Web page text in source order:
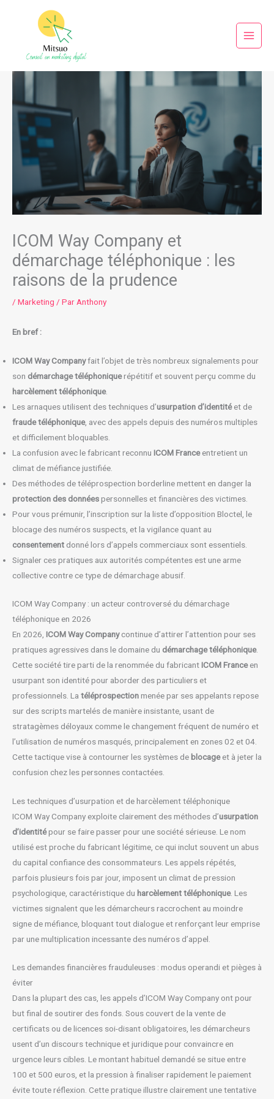
ICOM Way Company et
démarchage téléphonique : les
raisons de la prudence
/ Marketing / Par Anthony
En bref :
ICOM Way Companyfait l’objet de très nombreux signalements pour
son démarchage téléphoniquerépétitif et souvent perçu comme du
harcèlement téléphonique.
Les arnaques utilisent des techniques d’usurpation d’identitéet de
fraude téléphonique, avec des appels depuis des numéros multiples
et difficilement bloquables.
La confusion avec le fabricant reconnu ICOM Franceentretient un
climat de méfiance justifiée.
Des méthodes de téléprospection borderline mettent en danger la
protection des donnéespersonnelles et financières des victimes.
Pour vous prémunir, l’inscription sur la liste d’opposition Bloctel, le
blocage des numéros suspects, et la vigilance quant au
consentement donné lors d’appels commerciaux sont essentiels.
Signaler ces pratiques aux autorités compétentes est une arme
collective contre ce type de démarchage abusif.
ICOM Way Company : un acteur controversé du démarchage
téléphonique en 2026
En 2026, ICOM Way Companycontinue d’attirer l’attention pour ses
pratiques agressives dans le domaine du démarchage téléphonique.
Cette société tire parti de la renommée du fabricantICOM Franceen
usurpant son identité pour aborder des particuliers et
professionnels. La téléprospectionmenée par ses appelants repose
sur des scripts martelés de manière insistante, usant de
stratagèmes déloyaux comme le changement fréquent de numéro et
l’utilisation de numéros masqués, principalement en zones 02 et 04.
Cette tactique vise à contourner les systèmes de blocageet à jeter la
confusion chez les personnes contactées.
Les techniques d’usurpation et de harcèlement téléphonique
ICOM Way Company exploite clairement des méthodes d’usurpation
d’identitépour se faire passer pour une société sérieuse. Le nom
utilisé est proche du fabricant légitime, ce qui inclut souvent un abus
du capital confiance des consommateurs. Les appels répétés,
parfois plusieurs fois par jour, imposent un climat de pression
psychologique, caractéristique du harcèlement téléphonique. Les
victimes signalent que les démarcheurs raccrochent au moindre
signe de méfiance, bloquant tout dialogue et renforçant leur emprise
par une multiplication incessante des numéros d’appel.
Les demandes financières frauduleuses : modus operandi et pièges à
éviter
Dans la plupart des cas, les appels d’ICOM Way Company ont pour
but final de soutirer des fonds. Sous couvert de la vente de
certificats ou de licences soi-disant obligatoires, les démarcheurs
usent d’un discours technique et juridique pour convaincre en
urgence leurs cibles. Le montant habituel demandé se situe entre
100 et 500 euros, et la pression à finaliser rapidement le paiement
évite toute réflexion. Cette pratique illustre clairement une tentative